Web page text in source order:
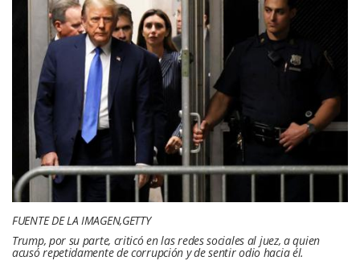
FUENTE DE LA IMAGEN,GETTY
Trump, por su parte, criticó en las redes sociales al juez, a quien
acusó repetidamente de corrupción y de sentir odio hacia él.